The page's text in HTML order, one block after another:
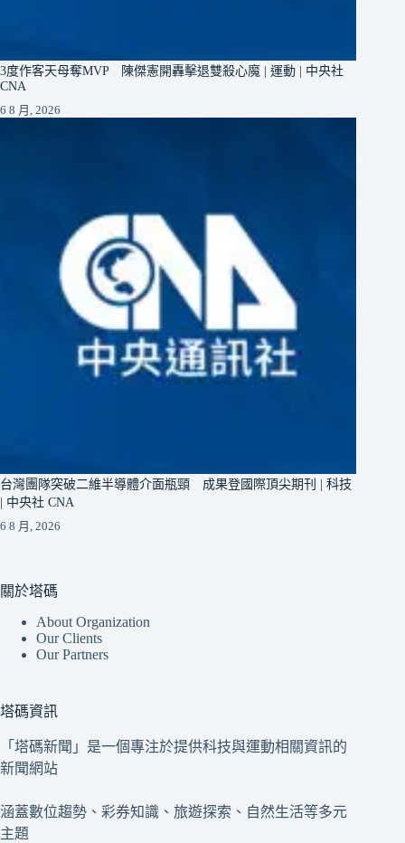
3度作客天母奪MVP 陳傑憲開轟擊退雙殺心魔 | 運動 | 中央社
CNA
6 8 月, 2026
台灣團隊突破二維半導體介面瓶頸 成果登國際頂尖期刊 | 科技
| 中央社 CNA
6 8 月, 2026
關於塔碼
About Organization
Our Clients
Our Partners
塔碼資訊
「塔碼新聞」是一個專注於提供科技與運動相關資訊的
新聞網站
涵蓋數位趨勢、彩券知識、旅遊探索、自然生活等多元
主題